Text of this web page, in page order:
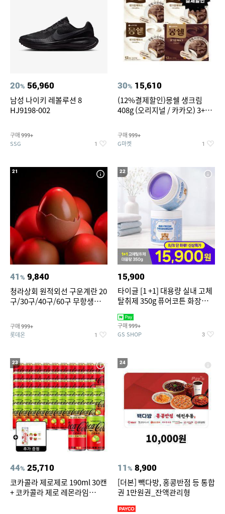
20% 56,960
남성 나이키 레볼루션 8
HJ9198-002
구매 999+
SSG 1
30% 15,610
(12%결제할인)몽쉘 생크림
408g (오리지널 / 카카오) 3+1
구매 999+
G마켓 1
21
41% 9,840
청라상회 원적외선 구운계란 20
구/30구/40구/60구 무항생제
구매 999+
롯데온 1
22
15,900
타이글 [1 +1] 대용량 실내 고체
탈취제 350g 퓨어코튼 화장실
구매 999+
GS SHOP 3
23
44% 25,710
코카콜라 제로제로 190ml 30캔
+ 코카콜라 제로 레몬라임
24
11% 8,900
[더본] 빽다방, 홍콩반점 등 통합
권 1만원권_잔액관리형